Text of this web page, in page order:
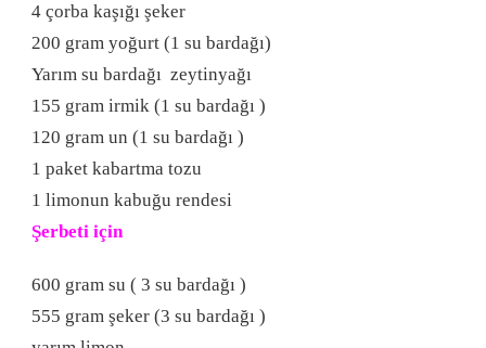
4 çorba kaşığı şeker
200 gram yoğurt (1 su bardağı)
Yarım su bardağı zeytinyağı
155 gram irmik (1 su bardağı )
120 gram un (1 su bardağı )
1 paket kabartma tozu
1 limonun kabuğu rendesi
Şerbeti için
600 gram su ( 3 su bardağı )
555 gram şeker (3 su bardağı )